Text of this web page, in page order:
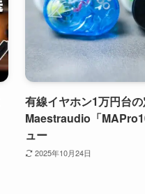
有線イヤホン1万円台
Maestraudio「
ュー
2025年10月24日